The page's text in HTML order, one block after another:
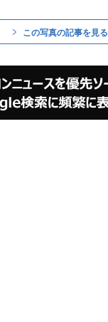
この写真の記事を見る